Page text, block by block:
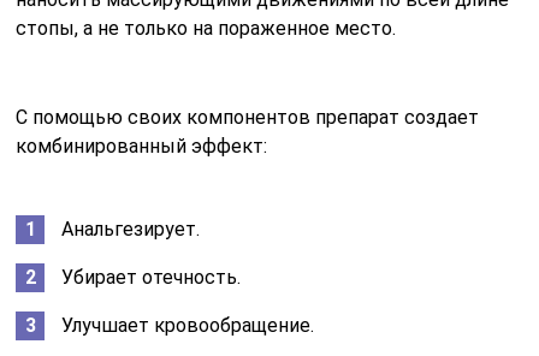
стопы, а не только на пораженное место.
С помощью своих компонентов препарат создает
комбинированный эффект:
Анальгезирует.
Убирает отечность.
Улучшает кровообращение.